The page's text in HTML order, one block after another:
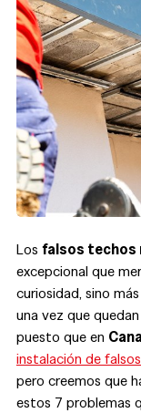
Los falsos
excepcional que
curiosidad, sino
una vez que
puesto que en
instalación de
pero creemos que
estos 7 problemas